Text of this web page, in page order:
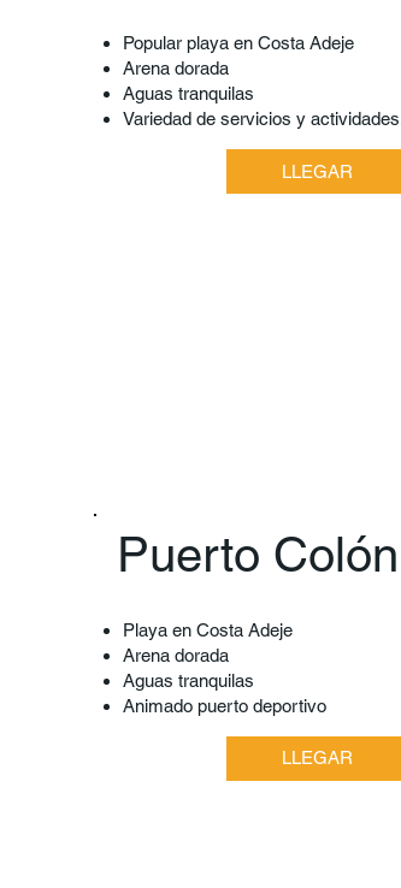
Popular playa en Costa Adeje
Arena dorada
Aguas tranquilas
Variedad de servicios y
LLEGAR
Puerto Colón
Playa en Costa Adeje
Arena dorada
Aguas tranquilas
Animado puerto deportivo
LLEGAR